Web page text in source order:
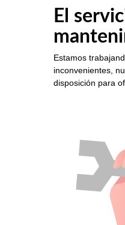
El
Estamos
inconvenientes,
disposición para